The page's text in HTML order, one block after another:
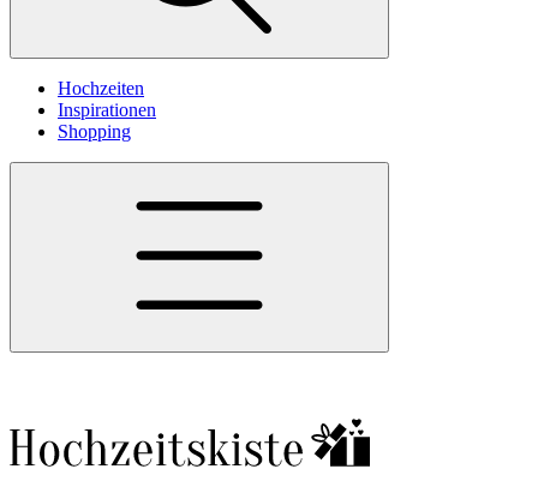
Hochzeiten
Inspirationen
Shopping